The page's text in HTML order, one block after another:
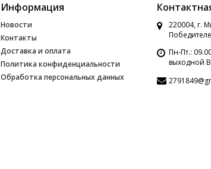
Информация
Новости
Контакты
Доставка и оплата
Политика конфиденциальности
Обработка персональных данных
220004, г.
Пн-Пт.:
выходной